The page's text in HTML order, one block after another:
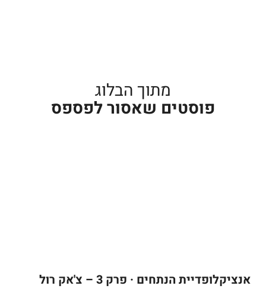
מתוך הבלוג
פוסטים שאסור לפספס
אנציקלופדיית הנתחים · פרק 3 – צ'אק רול